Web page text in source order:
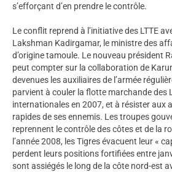
s’efforçant d’en prendre le contrôle.
Le conflit reprend à l’initiative des LTTE
Lakshman Kadirgamar, le ministre des
d’origine tamoule. Le nouveau président
peut compter sur la collaboration de
devenues les auxiliaires de l’armée
parvient à couler la flotte marchande des
internationales en 2007, et à résister aux
rapides de ses ennemis. Les troupes
reprennent le contrôle des côtes et de la
l’année 2008, les Tigres évacuent leur «
perdent leurs positions fortifiées entre
sont assiégés le long de la côte nord-est